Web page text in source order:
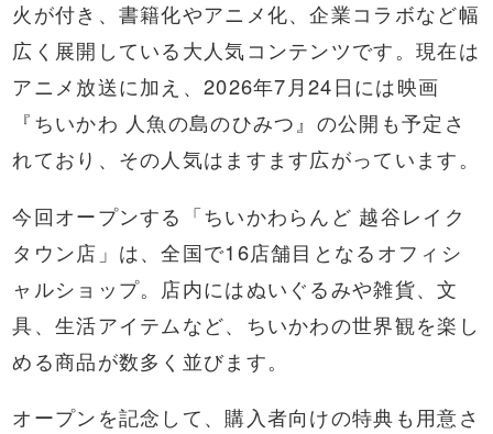
火が付き、書籍化やアニメ化、企業コラボなど幅
広く展開している大人気コンテンツです。現在は
アニメ放送に加え、2026年7月24日には映画
『ちいかわ 人魚の島のひみつ』の公開も予定さ
れており、その人気はますます広がっています。
今回オープンする「ちいかわらんど 越谷レイク
タウン店」は、全国で16店舗目となるオフィシ
ャルショップ。店内にはぬいぐるみや雑貨、文
具、生活アイテムなど、ちいかわの世界観を楽し
める商品が数多く並びます。
オープンを記念して、購入者向けの特典も用意さ